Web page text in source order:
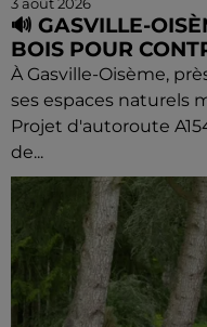
🔊 GASVILLE-
BOIS POUR
À Gasville-Oisème,
ses espaces naturels
Projet d'autoroute
de...